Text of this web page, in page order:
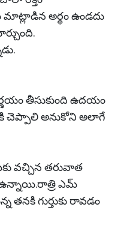
అర్థం ఉండదు
తీసుకుంది ఉదయం
చెప్పాలి అనుకోని అలాగే
వచ్చిన తరువాత
ఉన్నాయి.రాత్రి ఎమ్
తనకి గుర్తుకు రావడం